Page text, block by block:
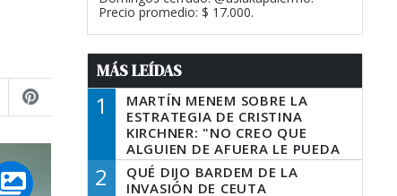
Precio promedio: $ 17.000.
MÁS LEÍDAS
1
MARTÍN MENEM SOBRE LA
ESTRATEGIA DE CRISTINA
KIRCHNER: "NO CREO QUE
ALGUIEN DE AFUERA LE PUEDA
DECIR A LA JUSTICIA LO QUE
TIENE QUE HACER"
2
QUÉ DIJO BARDEM DE LA
INVASIÓN DE CEUTA